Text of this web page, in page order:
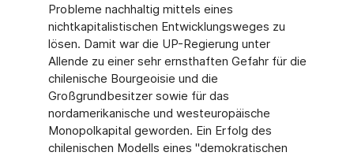
Probleme nachhaltig mittels eines
nichtkapitalistischen Entwicklungsweges zu
lösen. Damit war die UP-Regierung unter
Allende zu einer sehr ernsthaften Gefahr für die
chilenische Bourgeoisie und die
Großgrundbesitzer sowie für das
nordamerikanische und westeuropäische
Monopolkapital geworden. Ein Erfolg des
chilenischen Modells eines "demokratischen